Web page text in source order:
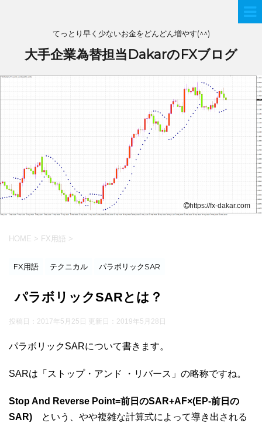
てっとり早く少ないお金をどんどん増やす(^^)
大手企業為替担当DakarのFXブログ
https://fx-dakar.com
HOME > FX用語 >
FX用語 テクニカル パラボリックSAR
パラボリックSARとは？
投稿日：2017年5月25日 更新日： 2019年5月28日
パラボリックSARについて書きます。
SARは「ストップ・アンド ・リバース」の略称ですね。
Stop And Reverse Point=前日のSAR+AF×(EP-前日の
SAR) という、やや複雑な計算式によって導き出される